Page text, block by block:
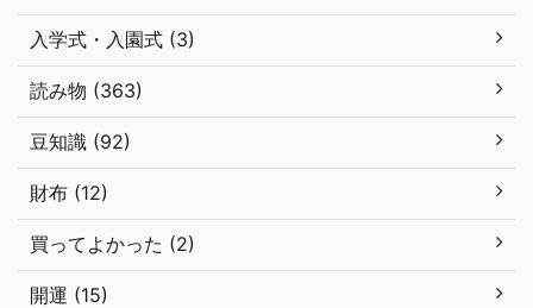
入学式・入園式 (3)
読み物 (363)
豆知識 (92)
財布 (12)
買ってよかった (2)
開運 (15)